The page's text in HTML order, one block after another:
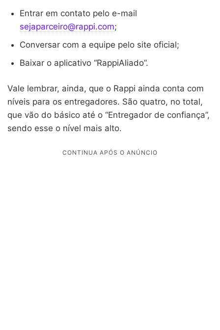
Entrar em contato pelo e-mail
sejaparceiro@rappi.com;
Conversar com a equipe pelo site oficial;
Baixar o aplicativo “RappiAliado”.
Vale lembrar, ainda, que o Rappi ainda conta com
níveis para os entregadores. São quatro, no total,
que vão do básico até o “Entregador de confiança”,
sendo esse o nível mais alto.